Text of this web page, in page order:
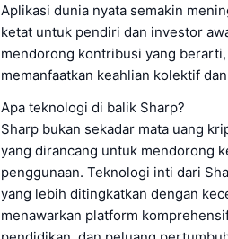
Aplikasi dunia nyata semakin
ketat untuk pendiri dan investor
mendorong kontribusi yang
memanfaatkan keahlian kolektif
Apa teknologi di balik Sharp?
Sharp bukan sekadar mata uang
yang dirancang untuk mendorong
penggunaan. Teknologi inti dari
yang lebih ditingkatkan dengan
menawarkan platform